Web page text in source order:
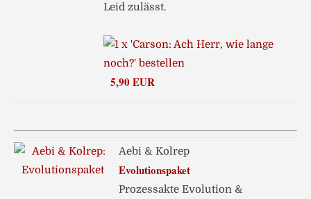
Leid zulässt.
5,90 EUR
Aebi & Kolrep
Evolutionspaket
Prozessakte Evolution &